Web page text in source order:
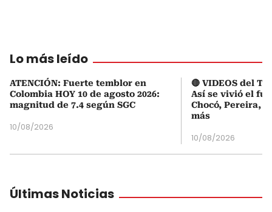
Lo más leído
ATENCIÓN: Fuerte temblor en
Colombia HOY 10 de agosto 2026:
magnitud de 7.4 según SGC
10/08/2026
🔴 VIDEOS del
Así se vivió el
Chocó, Pereira,
más
10/08/2026
Últimas Noticias